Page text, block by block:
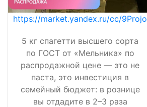
https://market.yandex.ru/cc/9Projo
5 кг спагетти высшего сорта
по ГОСТ от «Мельника» по
распродажной цене — это не
паста, это инвестиция в
семейный бюджет: в рознице
вы отдадите в 2–3 раза